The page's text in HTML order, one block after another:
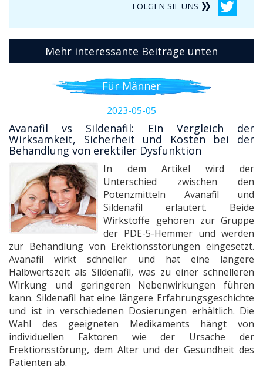
FOLGEN SIE UNS
Mehr interessante Beiträge unten
Für Männer
2023-05-05
Avanafil vs Sildenafil: Ein Vergleich der
Wirksamkeit, Sicherheit und Kosten bei der
Behandlung von erektiler Dysfunktion
In dem Artikel wird der
Unterschied zwischen den
Potenzmitteln Avanafil und
Sildenafil erläutert. Beide
Wirkstoffe gehören zur Gruppe
der PDE-5-Hemmer und werden
zur Behandlung von Erektionsstörungen eingesetzt.
Avanafil wirkt schneller und hat eine längere
Halbwertszeit als Sildenafil, was zu einer schnelleren
Wirkung und geringeren Nebenwirkungen führen
kann. Sildenafil hat eine längere Erfahrungsgeschichte
und ist in verschiedenen Dosierungen erhältlich. Die
Wahl des geeigneten Medikaments hängt von
individuellen Faktoren wie der Ursache der
Erektionsstörung, dem Alter und der Gesundheit des
Patienten ab.